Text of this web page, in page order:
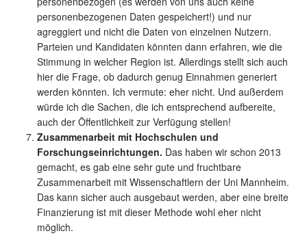
personenbezogenen Daten gespeichert!) und nur
agreggiert und nicht die Daten von einzelnen Nutzern.
Parteien und Kandidaten könnten dann erfahren, wie die
Stimmung in welcher Region ist. Allerdings stellt sich auch
hier die Frage, ob dadurch genug Einnahmen generiert
werden könnten. Ich vermute: eher nicht. Und außerdem
würde ich die Sachen, die ich entsprechend aufbereite,
auch der Öffentlichkeit zur Verfügung stellen!
Zusammenarbeit mit Hochschulen und
Forschungseinrichtungen. Das haben wir schon 2013
gemacht, es gab eine sehr gute und fruchtbare
Zusammenarbeit mit Wissenschaftlern der Uni Mannheim.
Das kann sicher auch ausgebaut werden, aber eine breite
Finanzierung ist mit dieser Methode wohl eher nicht
möglich.